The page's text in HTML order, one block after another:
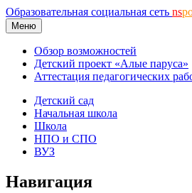
Образовательная социальная сеть ns
Меню
Обзор возможностей
Детский проект «Алые паруса»
Аттестация педагогических
Детский сад
Начальная школа
Школа
НПО и СПО
ВУЗ
Навигация